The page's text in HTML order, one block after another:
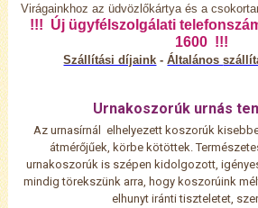
Virágainkhoz az üdvözlőkártya és a
!!! Új ügyfélszolgálati
1600 !!!
Szállítási díjaink -Általános
Urnakoszorúk urnás
Az urnasírnál elhelyezett koszorúk
átmérőjűek, körbe kötöttek.
urnakoszorúk is szépen kidolgozott,
mindig törekszünk arra, hogy koszorúink
elhunyt iránti tiszteletet,